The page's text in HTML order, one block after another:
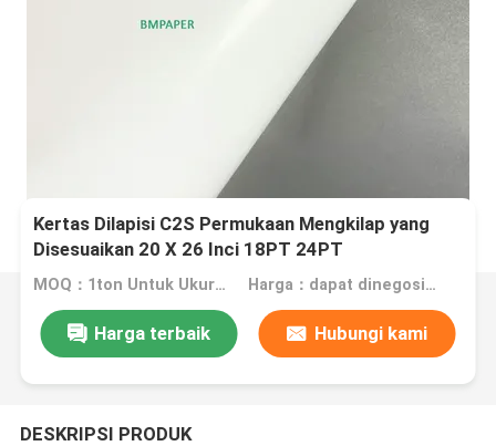
Kertas Dilapisi C2S Permukaan Mengkilap yang
Disesuaikan 20 X 26 Inci 18PT 24PT
MOQ：1ton Untuk Ukuran Stok, 10ton Untuk Ukuran Khusus Harga：dapat dinegosiasikan
Harga terbaik Hubungi kami
DESKRIPSI PRODUK